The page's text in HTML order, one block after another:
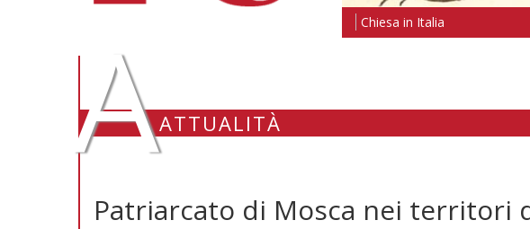
Chiesa in Italia
AATTUALITÀ
Patriarcato di Mosca nei territori